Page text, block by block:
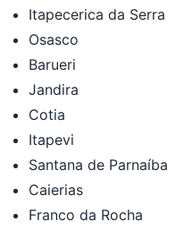
Itapecerica da Serra
Osasco
Barueri
Jandira
Cotia
Itapevi
Santana de Parnaíba
Caierias
Franco da Rocha